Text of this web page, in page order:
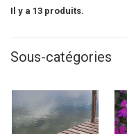
Il y a 13 produits.
Sous-catégories